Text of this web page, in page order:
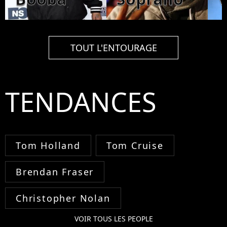
TOUT L'ENTOURAGE
TENDANCES
Tom Holland Tom Cruise
Brendan Fraser
Christopher Nolan
VOIR TOUS LES PEOPLE